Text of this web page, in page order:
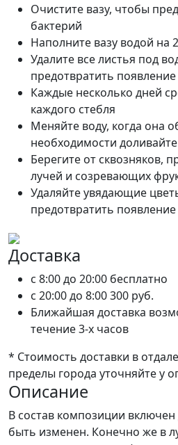
Очистите вазу, чтобы
бактерий
Наполните вазу водой на
Удалите все листья под
предотвратить
Каждые несколько дней
каждого стебля
Меняйте воду, когда она
необходимости доливайте
Берегите от сквозняков,
лучей и созревающих
Удаляйте увядающие
предотвратить
Доставка
c 8:00 до 20:00 бесплатно
c 20:00 до 8:00300 руб.
Ближайшая доставка
течение 3-х часов
* Стоимость доставки в
пределы города уточняйте у
Описание
В состав композиции
быть изменен. Конечно же в